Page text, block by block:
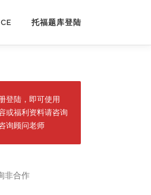
托福题库登陆
登陆，即可使用
或福利资料请咨询
询顾问老师
非合作